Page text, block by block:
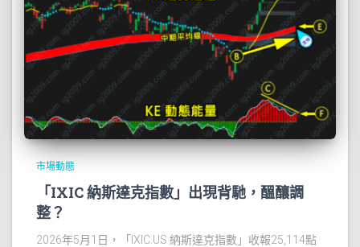
市場動態
「IXIC 納斯達克指數」出現背馳，醞釀調
整？
2026年5月1日，「IXIC.US 納斯達克指數」收報25,114點